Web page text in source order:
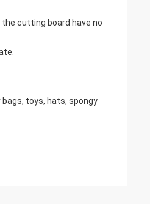
cutting board have no
toys, hats, spongy